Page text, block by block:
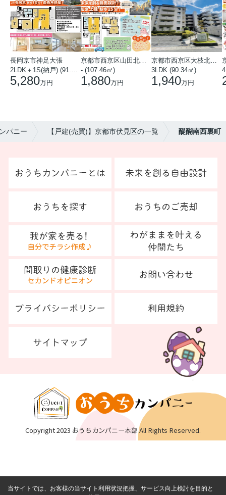
長岡京市神足大張
5,280万円
- (107.46㎡)
1,880万円
3LDK (90.34㎡)
1,940万円
パニー 【戸建(売買)】京都市伏見区の一覧 醍醐南西裏町
Copyright 2023 おうちカンパニー本部 All Rights Reserved.
当サイトでは、お客様の当サイト利用状況把握、サービス向上検討を目的と